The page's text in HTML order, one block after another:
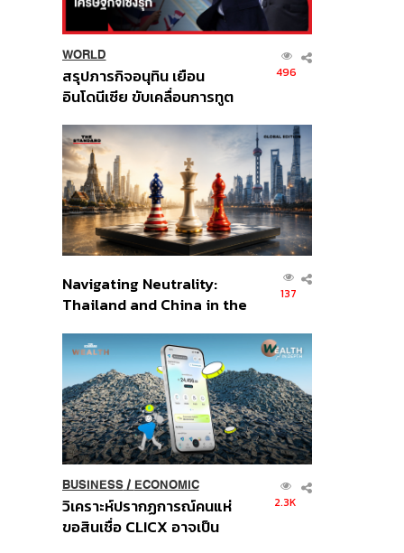
WORLD
สรุปภารกิจอนุทิน เยือน
อินโดนีเซีย ขับเคลื่อนการทูต
ส่วนยุทธศาสตร์ไทย –
อินโดนีเซีย
496
Navigating Neutrality:
Thailand and China in the
Order
137
BUSINESS/ ECONOMIC
วิเคราะห์ปรากฏการณ์คนแห่
ขอสินเชื่อ CLICX อาจเป็น
2.3K